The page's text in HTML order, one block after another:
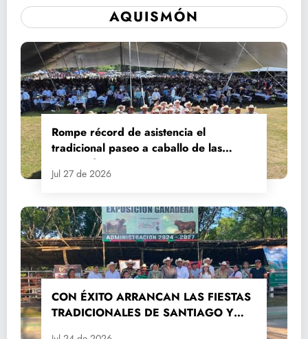
AQUISMÓN
Rompe récord de asistencia el
tradicional paseo a caballo de las
Fiestas de Santiago y Santa Ana
Jul 27 de 2026
CON ÉXITO ARRANCAN LAS FIESTAS
TRADICIONALES DE SANTIAGO Y